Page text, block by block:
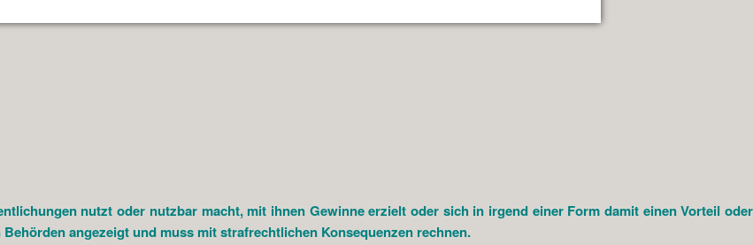
nutzt oder nutzbar macht, mit ihnen Gewinne erzielt oder sich in irgend einer Form damit einen Vorteil oder
angezeigt und muss mit strafrechtlichen Konsequenzen rechnen.